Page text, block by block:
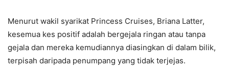
Menurut wakil syarikat Princess Cruises, Briana Latter,
kesemua kes positif adalah bergejala ringan atau tanpa
gejala dan mereka kemudiannya diasingkan di dalam bilik,
terpisah daripada penumpang yang tidak terjejas.